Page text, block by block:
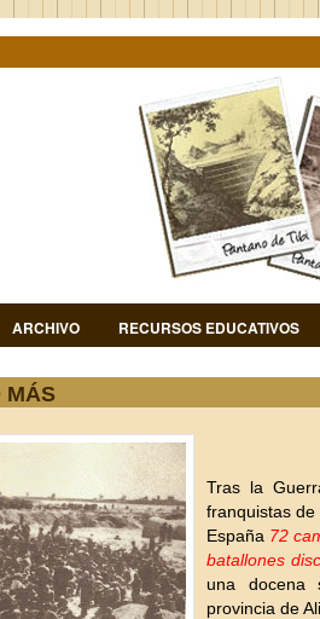
ARCHIVO RECURSOS EDUCATIVOS
MÁS
Tras la
franquistas
España 72
batallones
una docena
provincia de